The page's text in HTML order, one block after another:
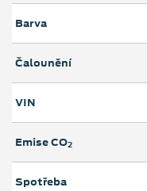
Barva
Čalounění
VIN
Emise CO2
Spotřeba